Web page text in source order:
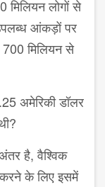
मिलियन लोगों से
आंकड़ों पर
700मिलियन से
अमेरिकी डॉलर
?
है,वैश्विक
करने के लिए इसमें